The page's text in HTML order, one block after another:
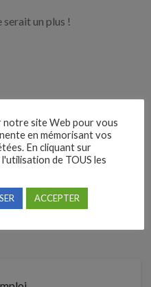
un plus !
Je postule
notre site Web pour vous
en mémorisant vos
En cliquant sur
de TOUS les
ACCEPTER